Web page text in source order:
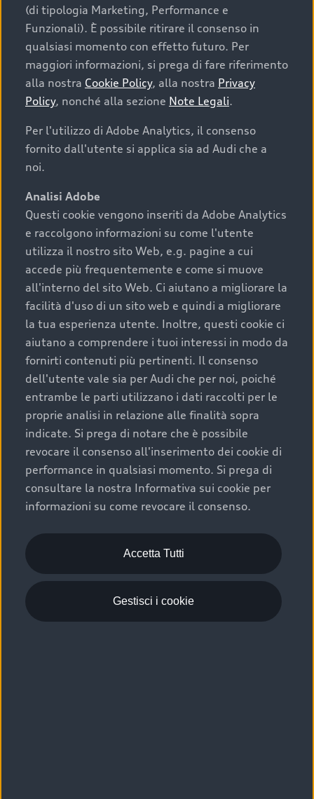
Cosa sapere prima di
acquistare la tua prossima
auto
I requisiti fondamentali da considerare prima di
acquistare un’auto usata, oltre al prezzo e all'aspetto,
chilometraggio: un valore contenuto corrisponde a
uno stato migliore del veicolo e a una maggiore
durata nel tempo;
cronologia dei tagliandi: una documentazione
completa della vettura certifica una manutenzione
costante e accurata;
condizioni della carrozzeria e degli interni: una
buona conservazione evidenzia cura e attenzione del
precedente proprietario;
efficienza meccanica: motore, trasmissione e
componenti principali in ottimo stato garantiscono
prestazioni affidabili e sicure.
Acquistare un’auto usata in una Concessionaria ufficiale
Audi che offre l’usato garantito tramite Audi Prima
Scelta :plus, significa affidarsi ad un prodotto che viene
sottoposto a 110 controlli approfonditi e coperto da
garanzia fino a 4 anni per una maggiore tutela del tuo
acquisto.
(di tipologia Marketing, Performance e
Funzionali). È possibile ritirare il consenso in
qualsiasi momento con effetto futuro. Per
maggiori informazioni, si prega di fare riferimento
alla nostra Cookie Policy, alla nostra Privacy
Policy, nonché alla sezione Note Legali.
Per l'utilizzo di Adobe Analytics, il consenso
fornito dall'utente si applica sia ad Audi che a
noi.
Analisi Adobe
Questi cookie vengono inseriti da Adobe Analytics
e raccolgono informazioni su come l'utente
utilizza il nostro sito Web, e.g. pagine a cui
accede più frequentemente e come si muove
all'interno del sito Web. Ci aiutano a migliorare la
facilità d'uso di un sito web e quindi a migliorare
la tua esperienza utente. Inoltre, questi cookie ci
aiutano a comprendere i tuoi interessi in modo da
fornirti contenuti più pertinenti. Il consenso
dell'utente vale sia per Audi che per noi, poiché
entrambe le parti utilizzano i dati raccolti per le
proprie analisi in relazione alle finalità sopra
indicate. Si prega di notare che è possibile
revocare il consenso all'inserimento dei cookie di
performance in qualsiasi momento. Si prega di
consultare la nostra Informativa sui cookie per
informazioni su come revocare il consenso.
Accetta Tutti
Gestisci i cookie